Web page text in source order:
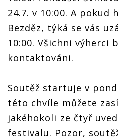
24.7. v 10:00. A
Bezděz, týká se vás
10:00. Všichni výherci
kontaktováni.
Soutěž startuje v
této chvíle můžete
jakéhokoli ze čtyř
festivalu. Pozor,